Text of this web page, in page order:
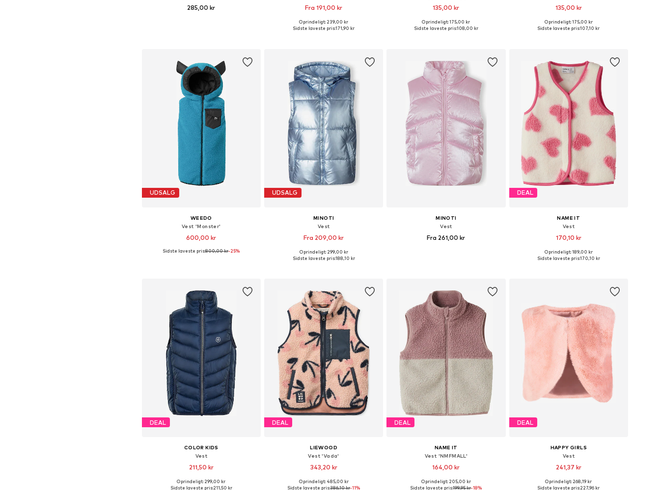
285,00 kr Fra 191,00 kr
Fås i mange størrelser
Oprindeligt: 239,00 kr
Sidste laveste pris:171,90 kr
135,00 kr
Fås i mange størrelser
Oprindeligt: 175,00 kr
Sidste laveste pris:108,00 kr
135,00 kr
Fås i mange størrelser
Oprindeligt: 175,00 kr
Sidste laveste pris:107,10 kr
UDSALG
WEEDO
Vest 'Monster'
600,00 kr
Tilgængelige størrelser: 92, 104, 116
Sidste laveste pris:800,00 kr-25%
UDSALG
MINOTI
Vest
Fra 209,00 kr
Fås i mange størrelser
Oprindeligt: 299,00 kr
Sidste laveste pris:188,10 kr
MINOTI
Vest
Fra 261,00 kr
DEAL
NAME IT
Vest
170,10 kr
Fås i mange størrelser
Oprindeligt: 189,00 kr
Sidste laveste pris:170,10 kr
DEAL
COLOR KIDS
Vest
211,50 kr
Fås i mange størrelser
Oprindeligt: 299,00 kr
Sidste laveste pris:211,50 kr
DEAL
LIEWOOD
Vest 'Vada'
343,20 kr
Fås i mange størrelser
Oprindeligt: 485,00 kr
Sidste laveste pris:386,10 kr-11%
DEAL
NAME IT
Vest 'NMFMALL'
164,00 kr
Fås i mange størrelser
Oprindeligt: 205,00 kr
Sidste laveste pris:199,95 kr-18%
DEAL
HAPPY GIRLS
Vest
241,37 kr
Fås i mange størrelser
Oprindeligt: 268,19 kr
Sidste laveste pris:227,96 kr